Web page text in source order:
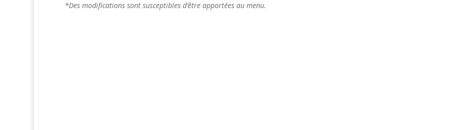
*Des modifications sont susceptibles d’être apportées au menu.